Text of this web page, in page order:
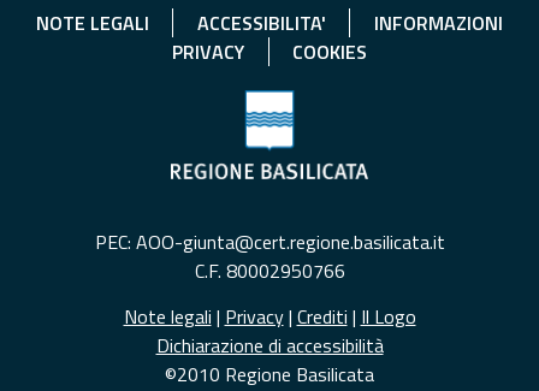
NOTE LEGALI ACCESSIBILITA'
INFORMAZIONI
PRIVACY
COOKIES
PEC: AOO-giunta@cert.regione.basilicata.it
C.F. 80002950766
Note legali | Privacy| Crediti | Il Logo
Dichiarazione di accessibilità
©2010 Regione Basilicata